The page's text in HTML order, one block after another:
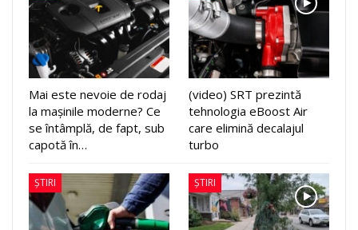
Mai este nevoie de rodaj
la mașinile moderne? Ce
se întâmplă, de fapt, sub
capotă în…
(video) SRT prezintă
tehnologia eBoost Air
care elimină decalajul
turbo
ȘTIRI ȘTIRI